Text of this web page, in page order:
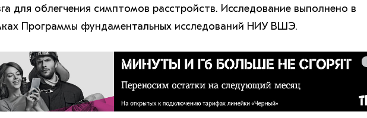
для облегчения симптомов расстройств. Исследование выполнено в
Программы фундаментальных исследований НИУ ВШЭ.